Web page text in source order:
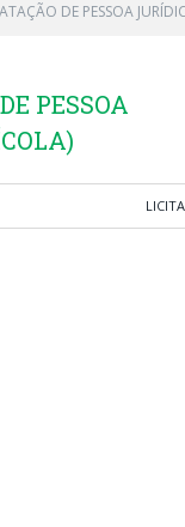
DE PESSOA
PESSOA